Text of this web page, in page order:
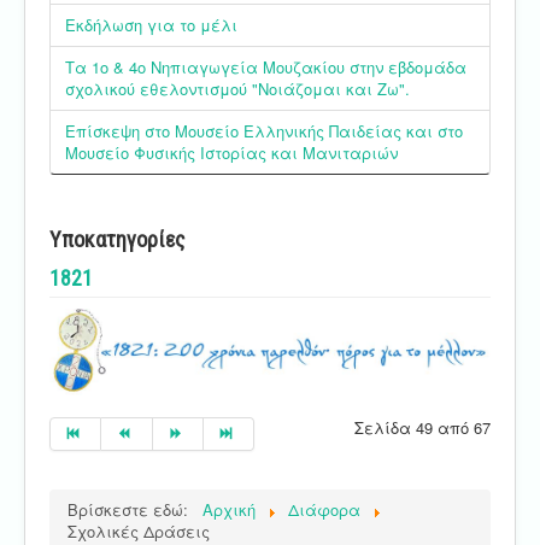
Εκδήλωση για το μέλι
Τα 1ο & 4ο Νηπιαγωγεία Μουζακίου στην εβδομάδα
σχολικού εθελοντισμού "Νοιάζομαι και Ζω".
Επίσκεψη στο Μουσείο Ελληνικής Παιδείας και στο
Μουσείο Φυσικής Ιστορίας και Μανιταριών
Υποκατηγορίες
1821
Σελίδα 49 από 67
Βρίσκεστε εδώ: Αρχική
Διάφορα
Σχολικές Δράσεις